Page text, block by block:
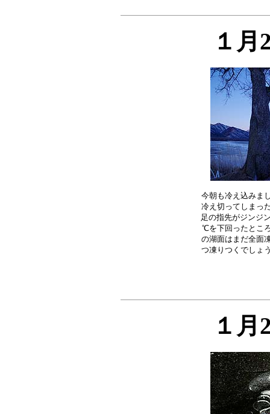
１月
今朝も冷え込みま
冷え切ってしまっ
足の指先がジンジ
℃を下回ったとこ
の湖面はまだ全面
１月